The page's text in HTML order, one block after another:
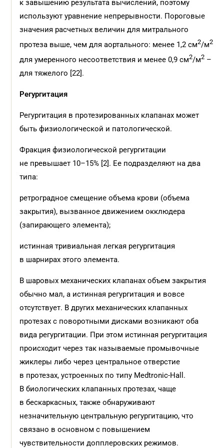
к завышению результата вычислений, поэтому
используют уравнение непрерывности. Пороговые
значения расчетных величин для митрального
протеза выше, чем для аортального: менее 1,2 см2/м2
для умеренного несоответствия и менее 0,9 см2/м2 –
для тяжелого [22].
Регургитация
Регургитация в протезированных клапанах может
быть физиологической и патологической.
Фракция физиологической регургитации
не превышает 10–15% [2]. Ее подразделяют на два
типа:
ретроградное смещение объема крови (объема
закрытия), вызванное движением окклюдера
(запирающего элемента);
истинная тривиальная легкая регургитация
в шарнирах этого элемента.
В шаровых механических клапанах объем закрытия
обычно мал, а истинная регургитация и вовсе
отсутствует. В других механических клапанных
протезах с поворотными дисками возникают оба
вида регургитации. При этом истинная регургитация
происходит через так называемые промывочные
жиклеры либо через центральное отверстие
в протезах, устроенных по типу Medtronic-Hall.
В биологических клапанных протезах, чаще
в бескаркасных, также обнаруживают
незначительную центральную регургитацию, что
связано в основном с повышением
чувствительности допплеровских режимов.